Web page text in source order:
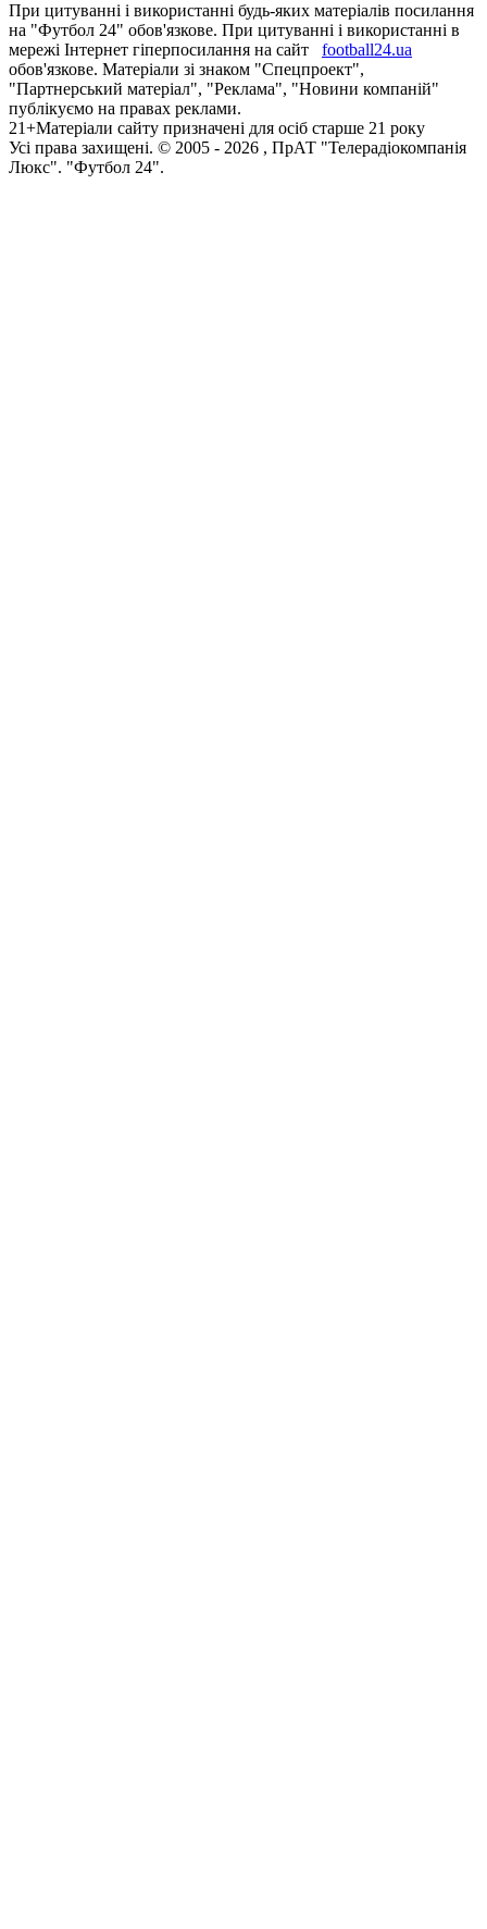
При цитуванні і використанні будь-яких матеріалів посилання
на "Футбол 24" обов'язкове. При цитуванні і використанні в
мережі Інтернет гіперпосилання на сайт
football24.ua
обов'язкове. Матеріали зі знаком "Спецпроект",
"Партнерський матеріал", "Реклама", "Новини компаній"
публікуємо на правах реклами.
21+Матеріали сайту призначені для осіб старше 21 року
Усi права захищенi. © 2005 - 2026 , ПрАТ "Телерадіокомпанія
Люкс". "Футбол 24".